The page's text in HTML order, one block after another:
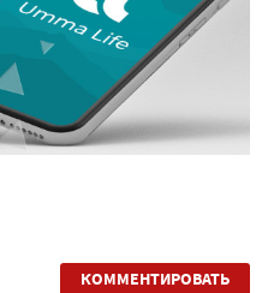
КОММЕНТИРОВАТЬ